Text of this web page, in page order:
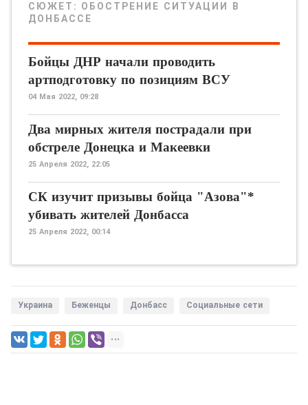
СЮЖЕТ: ОБОСТРЕНИЕ СИТУАЦИИ В
ДОНБАССЕ
Бойцы ДНР начали проводить
артподготовку по позициям ВСУ
04 Мая 2022, 09:28
Два мирных жителя пострадали при
обстреле Донецка и Макеевки
25 Апреля 2022, 22:05
СК изучит призывы бойца "Азова"*
убивать жителей Донбасса
25 Апреля 2022, 00:14
Украина Беженцы Донбасс Социальные сети